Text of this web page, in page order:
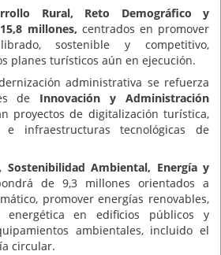
Rural, Reto Demográfico y
millones, centrados en promover
sostenible y competitivo,
planes turísticos aún en ejecución.
administrativa se refuerza
de Innovación y Administración
proyectos de digitalización turística,
e infraestructuras tecnológicas de
Sostenibilidad Ambiental, Energía y
de 9,3 millones orientados a
promover energías renovables,
energética en edificios públicos y
ambientales, incluido el
circular.